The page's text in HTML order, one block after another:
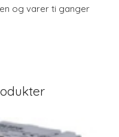
og varer ti ganger